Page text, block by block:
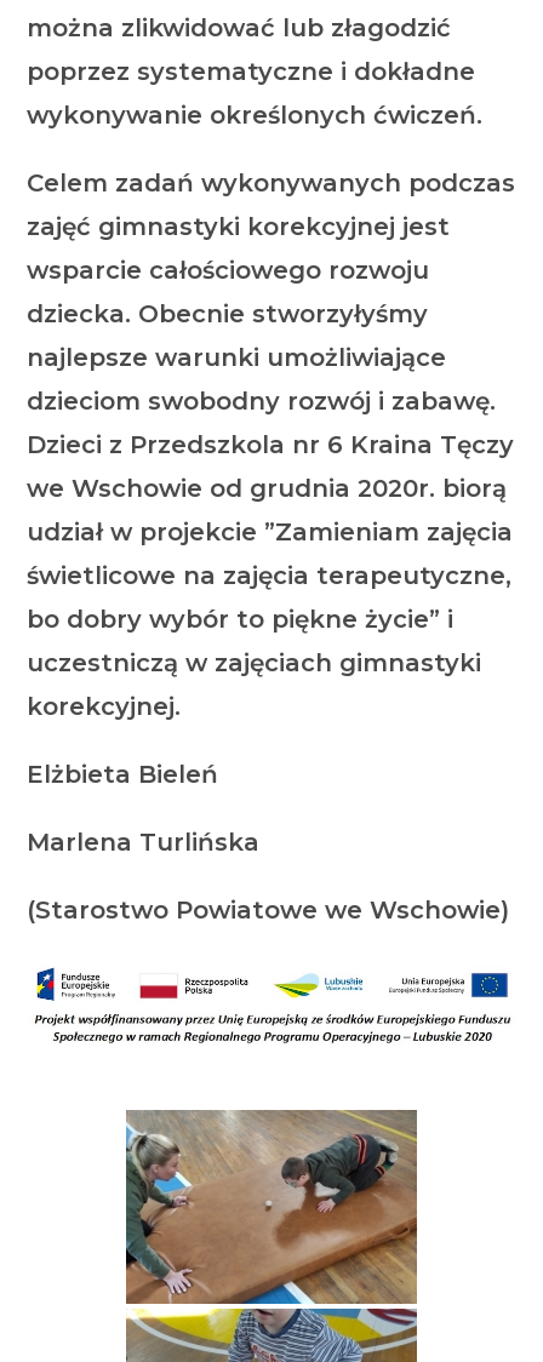
można zlikwidować lub złagodzić
poprzez systematyczne i dokładne
wykonywanie określonych ćwiczeń.
Celem zadań wykonywanych podczas
zajęć gimnastyki korekcyjnej jest
wsparcie całościowego rozwoju
dziecka. Obecnie stworzyłyśmy
najlepsze warunki umożliwiające
dzieciom swobodny rozwój i zabawę.
Dzieci z Przedszkola nr 6 Kraina Tęczy
we Wschowie od grudnia 2020r. biorą
udział w projekcie ”Zamieniam zajęcia
świetlicowe na zajęcia terapeutyczne,
bo dobry wybór to piękne życie” i
uczestniczą w zajęciach gimnastyki
korekcyjnej.
Elżbieta Bieleń
Marlena Turlińska
(Starostwo Powiatowe we Wschowie)